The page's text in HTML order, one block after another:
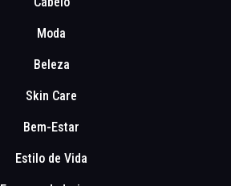
Moda
Beleza
Skin Care
Bem-Estar
Estilo de Vida